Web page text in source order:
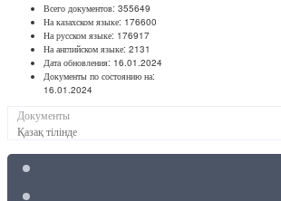
Всего документов: 355649
На казахском языке: 176600
На русском языке: 176917
На английском языке: 2131
Дата обновления: 16.01.2024
Документы по состоянию на:
16.01.2024
Документы
Қазақ тілінде